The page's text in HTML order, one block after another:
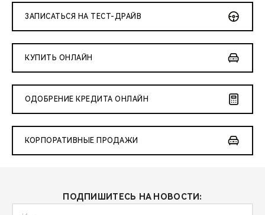
ЗАПИСАТЬСЯ НА ТЕСТ-ДРАЙВ
КУПИТЬ ОНЛАЙН
ОДОБРЕНИЕ КРЕДИТА ОНЛАЙН
КОРПОРАТИВНЫЕ ПРОДАЖИ
ПОДПИШИТЕСЬ НА НОВОСТИ: